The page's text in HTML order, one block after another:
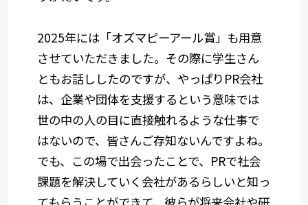
2025年には「オズマピーアール賞」も用意
させていただきました。その際に学生さん
ともお話ししたのですが、やっぱりPR会社
は、企業や団体を支援するという意味では
世の中の人の目に直接触れるような仕事で
はないので、皆さんご存知ないんですよね。
でも、この場で出会ったことで、PRで社会
課題を解決していく会社があるらしいと知っ